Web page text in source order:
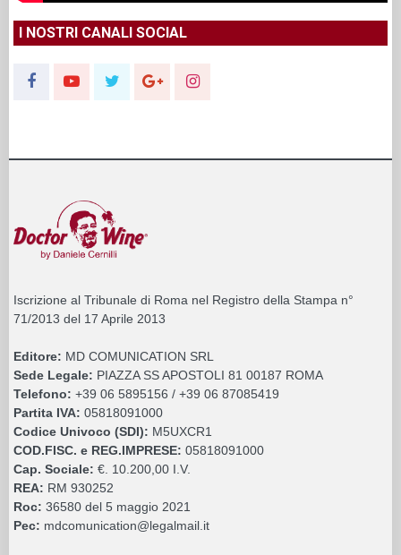
I NOSTRI CANALI SOCIAL
Iscrizione al Tribunale di Roma nel Registro della Stampa n°
71/2013 del 17 Aprile 2013
Editore: MD COMUNICATION SRL
Sede Legale: PIAZZA SS APOSTOLI 81 00187 ROMA
Telefono: +39 06 5895156 / +39 06 87085419
Partita IVA: 05818091000
Codice Univoco (SDI): M5UXCR1
COD.FISC. e REG.IMPRESE: 05818091000
Cap. Sociale: €. 10.200,00 I.V.
REA: RM 930252
Roc: 36580 del 5 maggio 2021
Pec: mdcomunication@legalmail.it